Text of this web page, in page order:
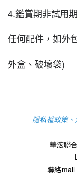
4.鑑賞期非試用
任何配件，如外
外盒、破壞袋)
隱私權政策
華浤聯
聯絡mail